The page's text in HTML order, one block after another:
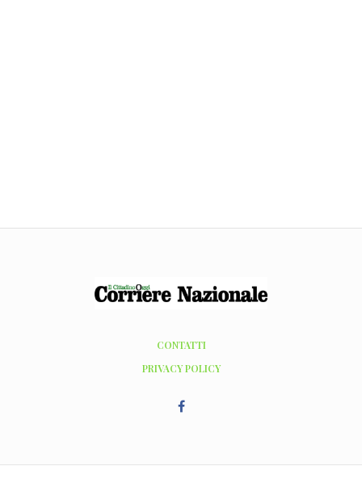
CONTATTI
PRIVACY POLICY